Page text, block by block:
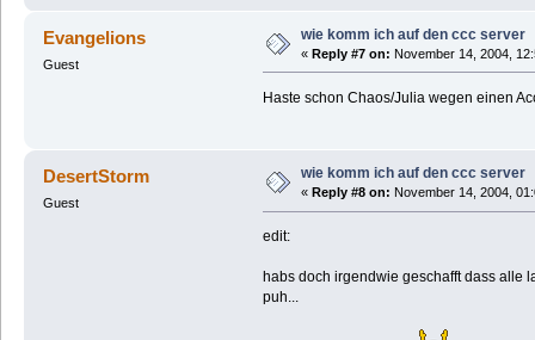
Evangelions
Guest
wie komm ich auf den ccc server
« Reply #7 on: November 14, 2004,
Haste schon Chaos/Julia wegen einen
DesertStorm
Guest
wie komm ich auf den ccc server
« Reply #8 on: November 14, 2004,
edit:
habs doch irgendwie geschafft dass alle
puh...